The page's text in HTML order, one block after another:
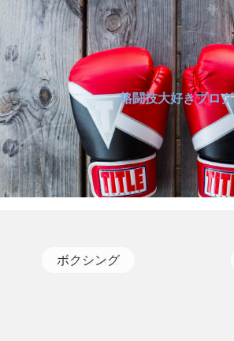
格闘技大好きブログ
ボクシング